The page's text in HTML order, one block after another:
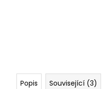
Popis Související (3)